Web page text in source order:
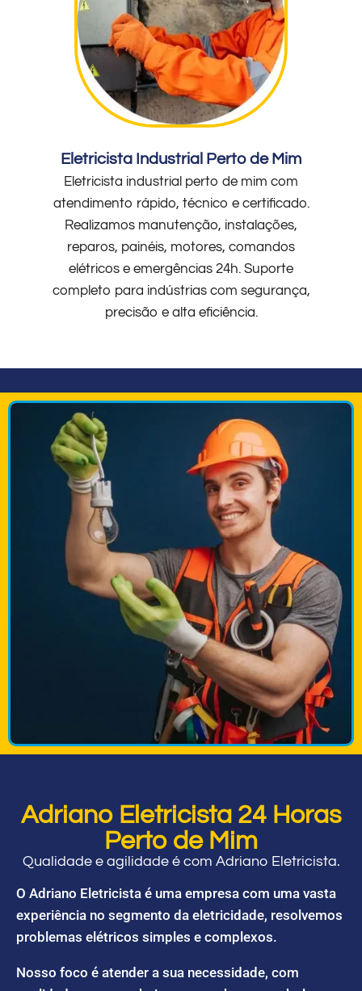
Eletricista Industrial Perto de Mim
Eletricista industrial perto de mim com
atendimento rápido, técnico e certificado.
Realizamos manutenção, instalações,
reparos, painéis, motores, comandos
elétricos e emergências 24h. Suporte
completo para indústrias com segurança,
precisão e alta eficiência.
Adriano Eletricista 24 Horas
Perto de Mim
Qualidade e agilidade é com Adriano Eletricista.
O Adriano Eletricista é uma empresa com uma vasta
experiência no segmento da eletricidade, resolvemos
problemas elétricos simples e complexos.
Nosso foco é atender a sua necessidade, com